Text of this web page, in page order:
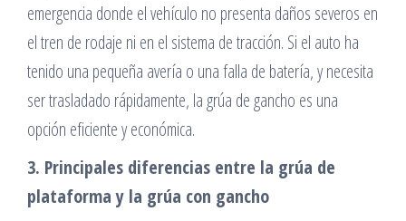
emergencia donde el vehículo no presenta daños severos en
el tren de rodaje ni en el sistema de tracción. Si el auto ha
tenido una pequeña avería o una falla de batería, y necesita
ser trasladado rápidamente, la grúa de gancho es una
opción eficiente y económica.
3. Principales diferencias entre la grúa de
plataforma y la grúa con gancho